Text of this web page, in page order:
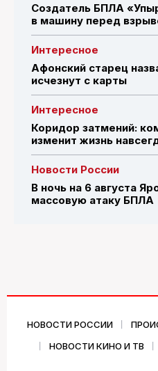
Создатель БПЛА
в машину перед
Интересное
Афонский старец
исчезнут с карты
Интересное
Коридор затмений:
изменит жизнь
Новости России
В ночь на 6 августа
массовую атаку БПЛА
НОВОСТИ РОССИИ
НОВОСТИ КИНО И ТВ